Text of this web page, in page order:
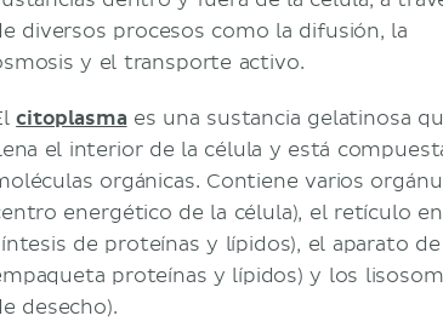
diversos procesos como la difusión, la
y el transporte activo.
citoplasma es una sustancia gelatinosa
el interior de la célula y está
orgánicas. Contiene varios
energético de la célula), el retículo
de proteínas y lípidos), el aparato
proteínas y lípidos) y los
desecho).